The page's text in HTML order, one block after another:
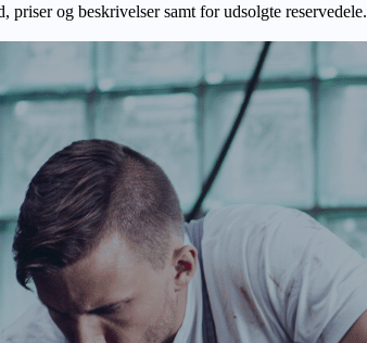
og beskrivelser samt for udsolgte reservedele.